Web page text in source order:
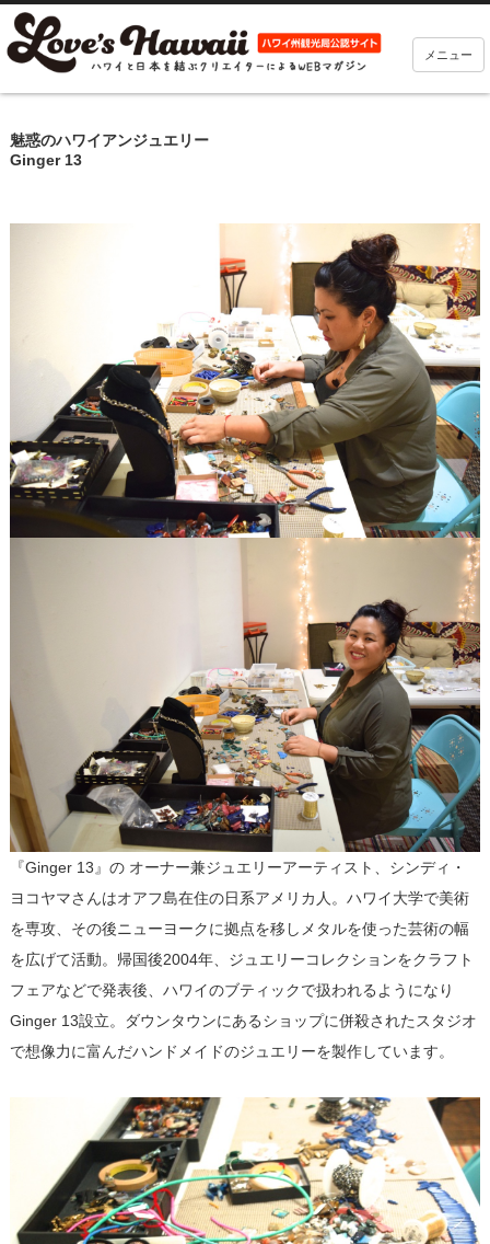
メニュー
魅惑のハワイアンジュエリー
Ginger 13
『Ginger 13』の オーナー兼ジュエリーアーティスト、シンディ・
ヨコヤマさんはオアフ島在住の日系アメリカ人。ハワイ大学で美術
を専攻、その後ニューヨークに拠点を移しメタルを使った芸術の幅
を広げて活動。帰国後2004年、ジュエリーコレクションをクラフト
フェアなどで発表後、ハワイのブティックで扱われるようになり
Ginger 13設立。ダウンタウンにあるショップに併殺されたスタジオ
で想像力に富んだハンドメイドのジュエリーを製作しています。